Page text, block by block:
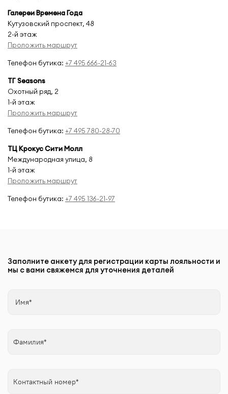
Галереи Времена Года
Кутузовский проспект, 48
2-й этаж
Проложить маршрут
Телефон бутика: +7 495 666-21-63
ТГ Seasons
Охотный ряд, 2
1-й этаж
Проложить маршрут
Телефон бутика: +7 495 780-28-70
ТЦ Крокус Сити Молл
Международная улица, 8
1-й этаж
Проложить маршрут
Телефон бутика: +7 495 136-21-97
Заполните анкету для регистрации карты лояльности и
мы с вами свяжемся для уточнения деталей